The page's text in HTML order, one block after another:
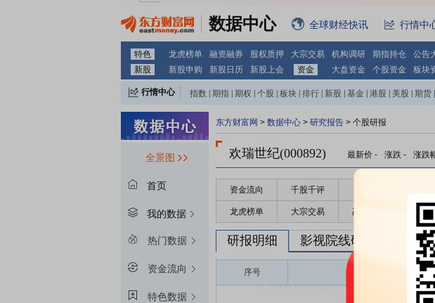
数据中心 全球财经快讯 行情中
特色 龙虎榜单 融资融券 股权质押 大宗交易 机构调研 期指持仓 公告
新股
新股申购 新股日历 新股上会 资金 大盘资金 个股资金 板块
行情中心 指数 期指 期权 个股 板块 排行 新股 基金 港股 美股 期货
全景图
首页
我的数据
热门数据
资金流向
特色数据
东方财富网 > 数据中心 > 研究报告 > 个股研报
欢瑞世纪(000892) 最新价 - 涨跌 - 涨跌
资金流向 千股千评
龙虎榜单 大宗交易 高管持股 股东
研报明细 影视院线研报 影视
序号